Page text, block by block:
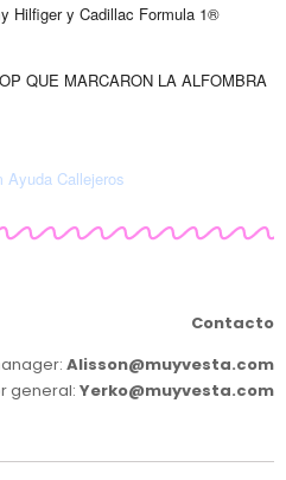
Hilfiger y Cadillac Formula 1®
QUE MARCARON LA ALFOMBRA
Contacto
Alisson@muyvesta.com
general: Yerko@muyvesta.com